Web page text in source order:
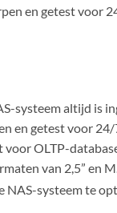
en getest voor
systeem altijd is
en getest voor
OLTP-
van 2,5” en
NAS-systeem te